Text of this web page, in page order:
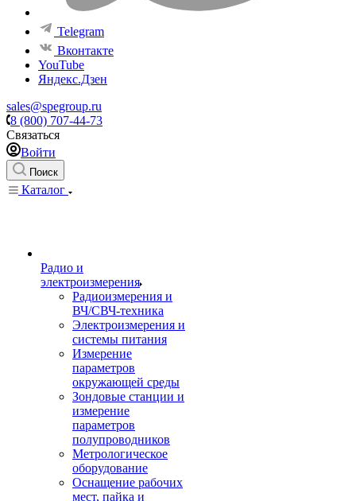
Telegram
Вконтакте
YouTube
Яндекс.Дзен
sales@spegroup.ru
8 (800) 707-44-73
Связаться
Войти
Поиск
Каталог
Радио и
электроизмерения
Радиоизмерения и
ВЧ/СВЧ-техника
Электроизмерения и
системы питания
Измерение
параметров
окружающей среды
Зондовые станции и
измерение
параметров
полупроводников
Метрологическое
оборудование
Оснащение рабочих
мест, пайка и